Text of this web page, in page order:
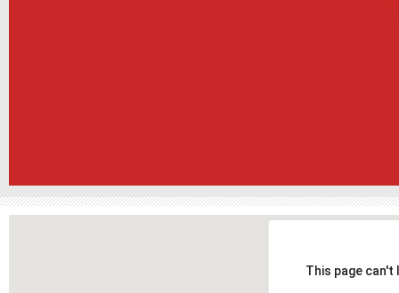
This page